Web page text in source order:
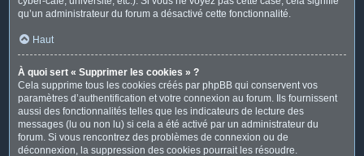
qu’un administrateur du forum a désactivé cette fonctionnalité.
Haut
À quoi sert « Supprimer les cookies » ?
Cela supprime tous les cookies créés par phpBB qui conservent vos
paramètres d’authentification et votre connexion au forum. Ils fournissent
aussi des fonctionnalités telles que les indicateurs de lecture des
messages (lu ou non lu) si cela a été activé par un administrateur du
forum. Si vous rencontrez des problèmes de connexion ou de
déconnexion, la suppression des cookies pourrait les résoudre.